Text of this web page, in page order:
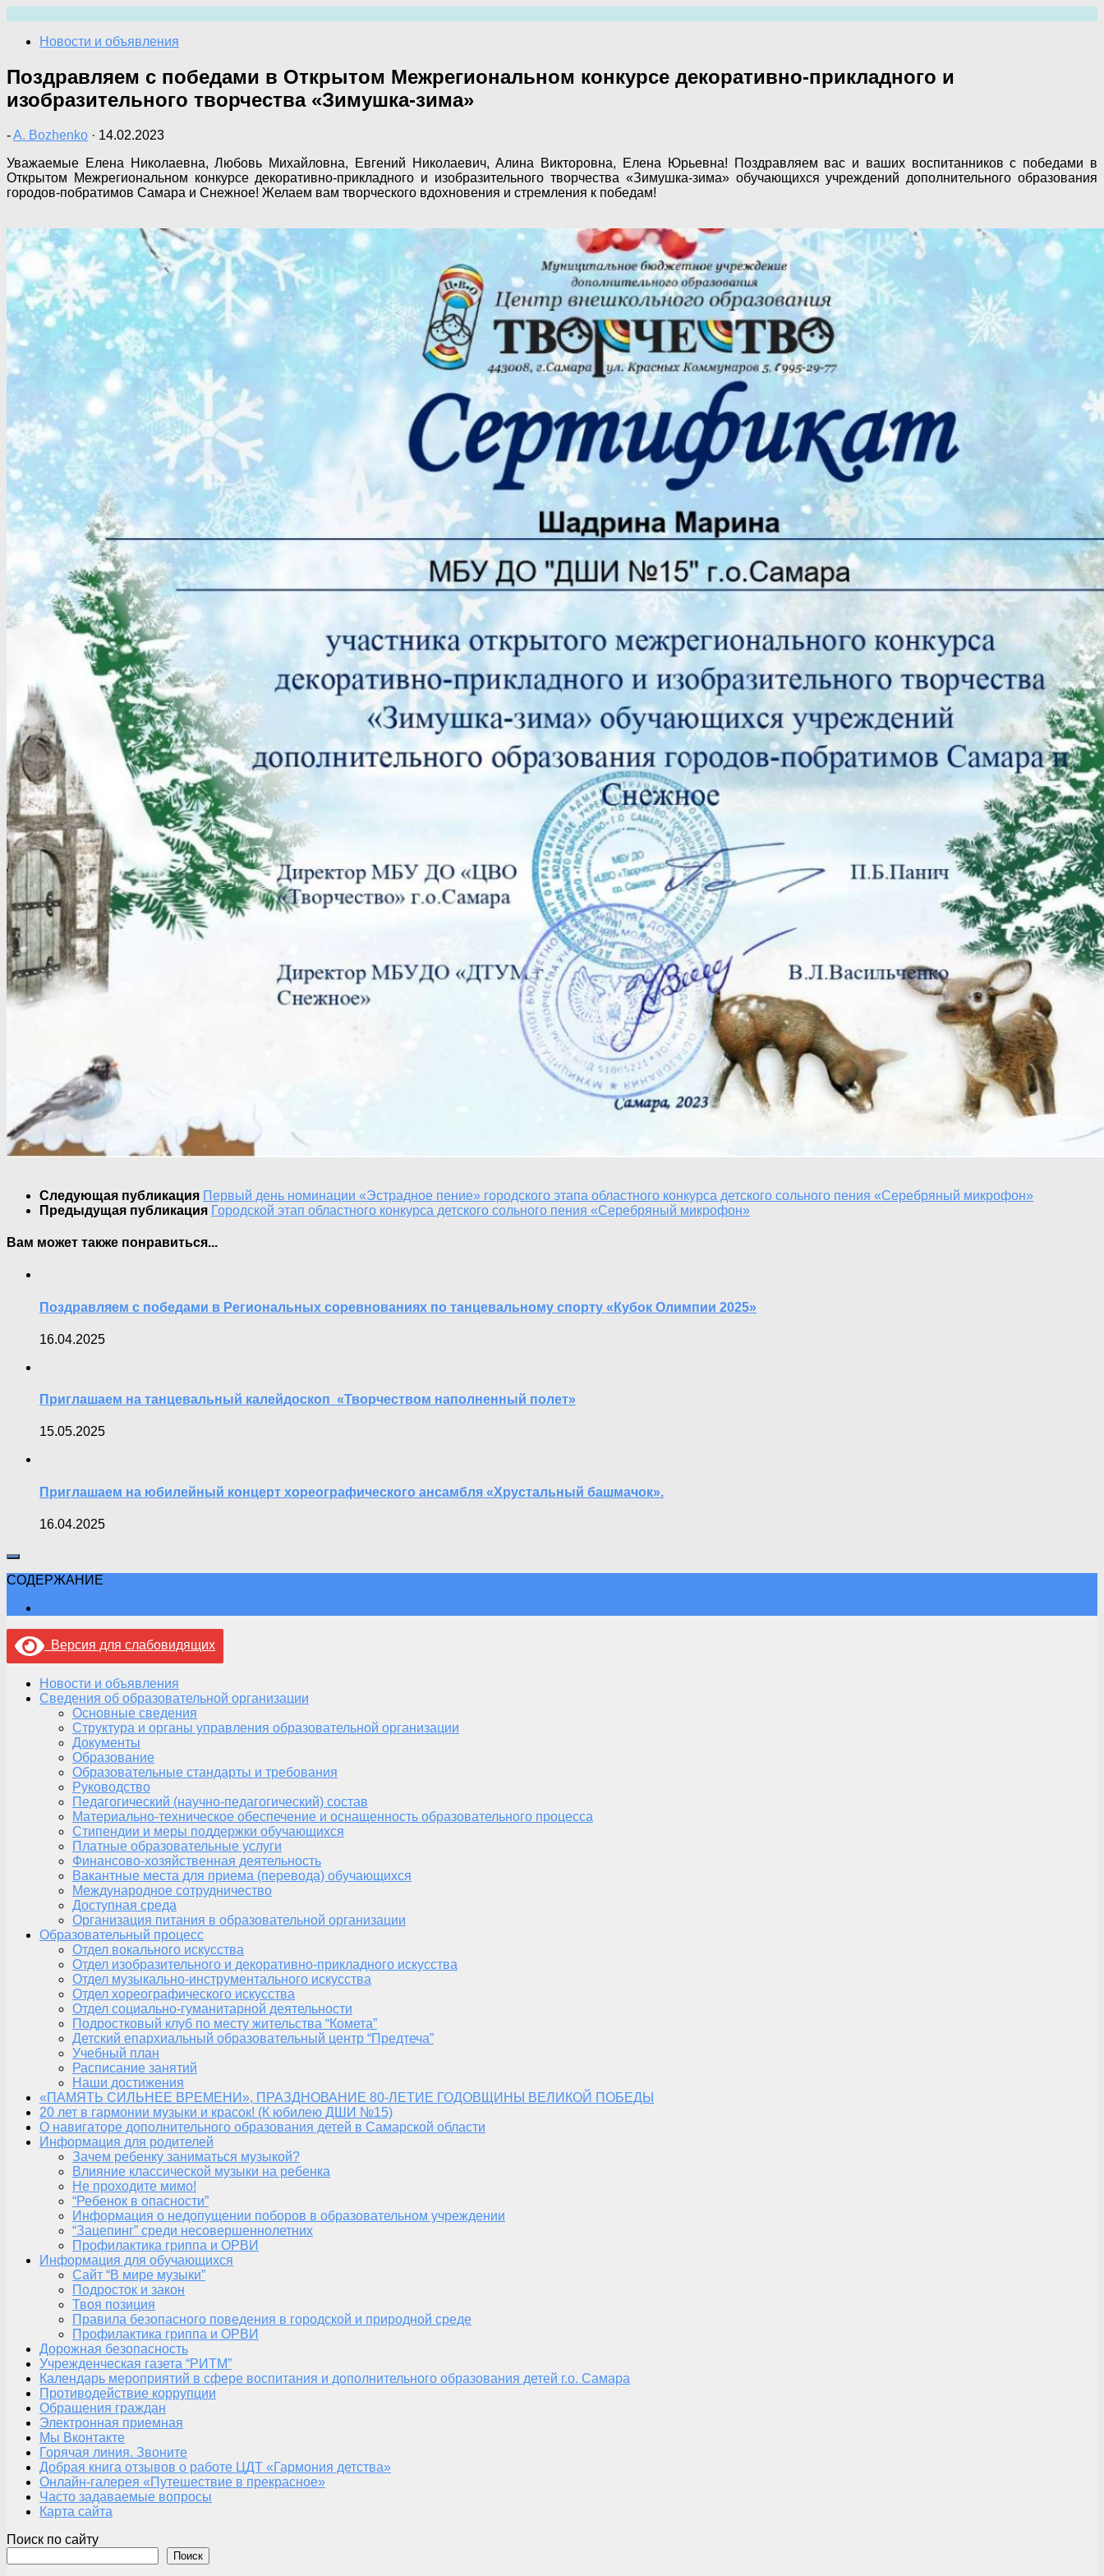
содержимому
Новости и объявления
Поздравляем с победами в Открытом Межрегиональном конкурсе декоративно-прикладного и
изобразительного творчества «Зимушка-зима»
-A. Bozhenko · 14.02.2023
Уважаемые Елена Николаевна, Любовь Михайловна, Евгений Николаевич, Алина Викторовна, Елена Юрьевна! Поздравляем вас и ваших воспитанников с победами в
Открытом Межрегиональном конкурсе декоративно-прикладного и изобразительного творчества «Зимушка-зима» обучающихся учреждений дополнительного образования
городов-побратимов Самара и Снежное! Желаем вам творческого вдохновения и стремления к победам!
Следующая публикация Первый день номинации «Эстрадное пение» городского этапа областного конкурса детского сольного пения «Серебряный микрофон»
Предыдущая публикация Городской этап областного конкурса детского сольного пения «Серебряный микрофон»
Вам может также понравиться...
Поздравляем с победами в Региональных соревнованиях по танцевальному спорту «Кубок Олимпии 2025»
16.04.2025
Приглашаем на танцевальный калейдоскоп «Творчеством наполненный полет»
15.05.2025
Приглашаем на юбилейный концерт хореографического ансамбля «Хрустальный башмачок».
16.04.2025
СОДЕРЖАНИЕ
Версия для слабовидящих
Новости и объявления
Сведения об образовательной организации
Основные сведения
Структура и органы управления образовательной организации
Документы
Образование
Образовательные стандарты и требования
Руководство
Педагогический (научно-педагогический) состав
Материально-техническое обеспечение и оснащенность образовательного процесса
Стипендии и меры поддержки обучающихся
Платные образовательные услуги
Финансово-хозяйственная деятельность
Вакантные места для приема (перевода) обучающихся
Международное сотрудничество
Доступная среда
Организация питания в образовательной организации
Образовательный процесс
Отдел вокального искусства
Отдел изобразительного и декоративно-прикладного искусства
Отдел музыкально-инструментального искусства
Отдел хореографического искусства
Отдел социально-гуманитарной деятельности
Подростковый клуб по месту жительства “Комета”
Детский епархиальный образовательный центр “Предтеча”
Учебный план
Расписание занятий
Наши достижения
«ПАМЯТЬ СИЛЬНЕЕ ВРЕМЕНИ», ПРАЗДНОВАНИЕ 80-ЛЕТИЕ ГОДОВЩИНЫ ВЕЛИКОЙ ПОБЕДЫ
20 лет в гармонии музыки и красок! (К юбилею ДШИ №15)
О навигаторе дополнительного образования детей в Самарской области
Информация для родителей
Зачем ребенку заниматься музыкой?
Влияние классической музыки на ребенка
Не проходите мимо!
“Ребенок в опасности”
Информация о недопущении поборов в образовательном учреждении
“Зацепинг” среди несовершеннолетних
Профилактика гриппа и ОРВИ
Информация для обучающихся
Сайт “В мире музыки”
Подросток и закон
Твоя позиция
Правила безопасного поведения в городской и природной среде
Профилактика гриппа и ОРВИ
Дорожная безопасность
Учрежденческая газета “РИТМ”
Календарь мероприятий в сфере воспитания и дополнительного образования детей г.о. Самара
Противодействие коррупции
Обращения граждан
Электронная приемная
Мы Вконтакте
Горячая линия. Звоните
Добрая книга отзывов о работе ЦДТ «Гармония детства»
Онлайн-галерея «Путешествие в прекрасное»
Часто задаваемые вопросы
Карта сайта
Поиск по сайту
Поиск